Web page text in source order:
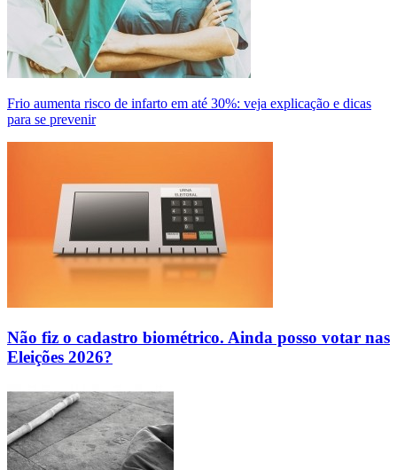
Frio aumenta risco de infarto em até 30%: veja explicação e dicas
para se prevenir
Não fiz o cadastro biométrico. Ainda posso votar nas
Eleições 2026?